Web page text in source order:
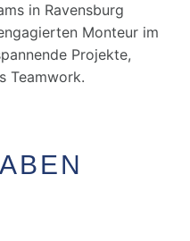
in Ravensburg
Monteur im
Projekte,
Teamwork.